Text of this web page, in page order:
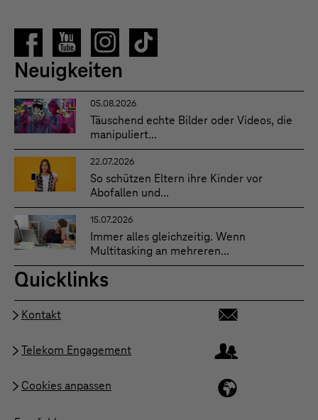
Neuigkeiten
05.08.2026
Täuschend echte Bilder oder Videos, die
manipuliert...
22.07.2026
So schützen Eltern ihre Kinder vor
Abofallen und...
15.07.2026
Immer alles gleichzeitig. Wenn
Multitasking an mehreren...
Quicklinks
Kontakt
Telekom Engagement
Cookies anpassen